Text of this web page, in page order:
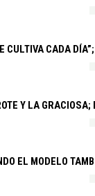
CULTIVA CADA
Y LA
EL MODELO